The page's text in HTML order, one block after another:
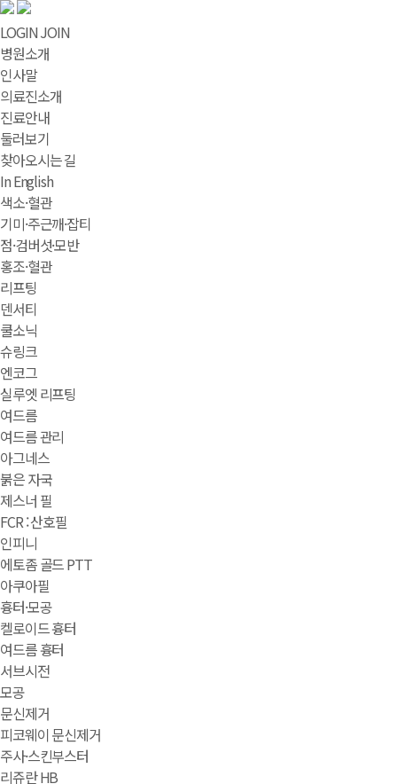
LOGINJOIN
병원소개
인사말
의료진소개
진료안내
둘러보기
찾아오시는 길
In English
색소·혈관
기미·주근깨·잡티
점·검버섯·모반
홍조·혈관
리프팅
덴서티
쿨소닉
슈링크
엔코그
실루엣 리프팅
여드름
여드름 관리
아그네스
붉은 자국
제스너 필
FCR : 산호필
인피니
에토좀 골드 PTT
아쿠아필
흉터·모공
켈로이드 흉터
여드름 흉터
서브시전
모공
문신제거
피코웨이 문신제거
주사·스킨부스터
리쥬란 HB